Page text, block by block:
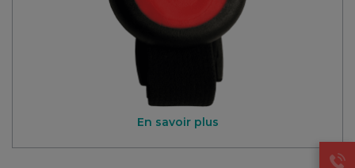
En savoir plus